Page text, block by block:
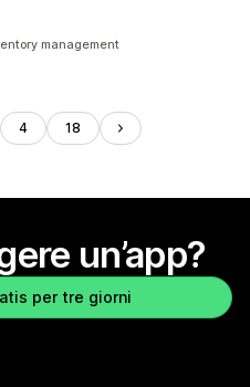
management
4 18
un’app?
per tre giorni